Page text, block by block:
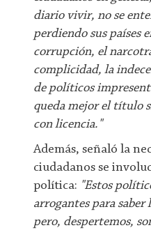
diario vivir, no se
perdiendo sus países
corrupción, el
complicidad, la
de políticos
queda mejor el título
con licencia."
Además, señaló la
ciudadanos se
política: "Estos
arrogantes para saber
pero, despertemos,